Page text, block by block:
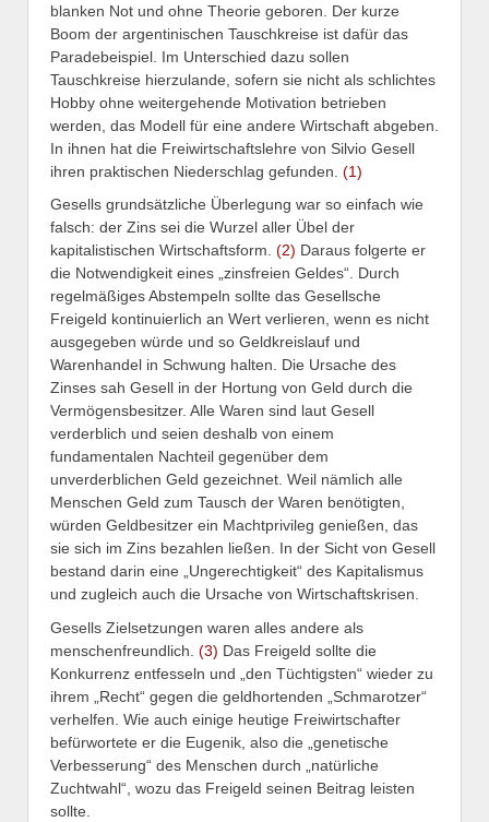
blanken Not und ohne Theorie geboren. Der kurze
Boom der argentinischen Tauschkreise ist dafür das
Paradebeispiel. Im Unterschied dazu sollen
Tauschkreise hierzulande, sofern sie nicht als schlichtes
Hobby ohne weitergehende Motivation betrieben
werden, das Modell für eine andere Wirtschaft abgeben.
In ihnen hat die Freiwirtschaftslehre von Silvio Gesell
ihren praktischen Niederschlag gefunden. (1)
Gesells grundsätzliche Überlegung war so einfach wie
falsch: der Zins sei die Wurzel aller Übel der
kapitalistischen Wirtschaftsform. (2) Daraus folgerte er
die Notwendigkeit eines „zinsfreien Geldes“. Durch
regelmäßiges Abstempeln sollte das Gesellsche
Freigeld kontinuierlich an Wert verlieren, wenn es nicht
ausgegeben würde und so Geldkreislauf und
Warenhandel in Schwung halten. Die Ursache des
Zinses sah Gesell in der Hortung von Geld durch die
Vermögensbesitzer. Alle Waren sind laut Gesell
verderblich und seien deshalb von einem
fundamentalen Nachteil gegenüber dem
unverderblichen Geld gezeichnet. Weil nämlich alle
Menschen Geld zum Tausch der Waren benötigten,
würden Geldbesitzer ein Machtprivileg genießen, das
sie sich im Zins bezahlen ließen. In der Sicht von Gesell
bestand darin eine „Ungerechtigkeit“ des Kapitalismus
und zugleich auch die Ursache von Wirtschaftskrisen.
Gesells Zielsetzungen waren alles andere als
menschenfreundlich. (3) Das Freigeld sollte die
Konkurrenz entfesseln und „den Tüchtigsten“ wieder zu
ihrem „Recht“ gegen die geldhortenden „Schmarotzer“
verhelfen. Wie auch einige heutige Freiwirtschafter
befürwortete er die Eugenik, also die „genetische
Verbesserung“ des Menschen durch „natürliche
Zuchtwahl“, wozu das Freigeld seinen Beitrag leisten
sollte.